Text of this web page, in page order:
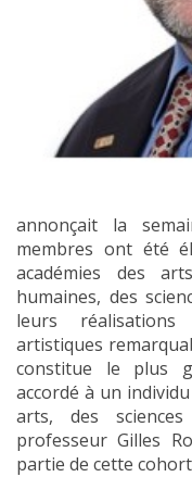
annonçait la
membres ont été
académies des
humaines, des
leurs réalisations
artistiques
constitue le plus
accordé à un
arts, des
professeur Gilles
partie de cette